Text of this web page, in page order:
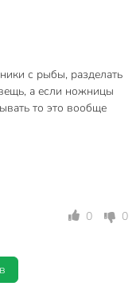
с рыбы, разделать
а если ножницы
то это вообще
0 0